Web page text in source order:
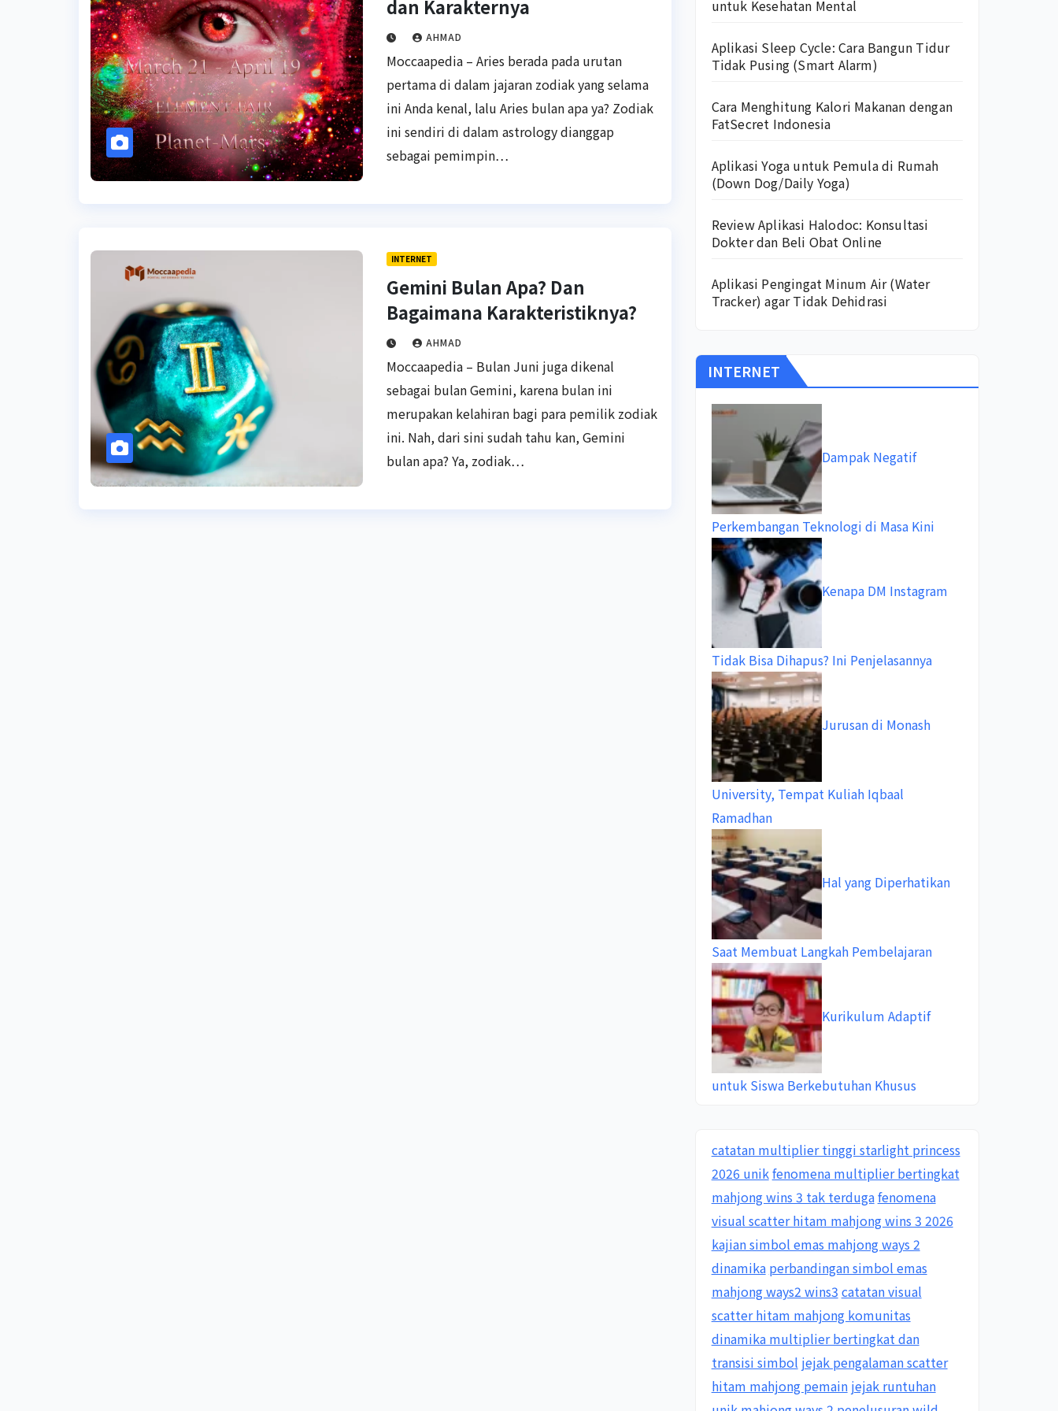
dan Karakternya
AHMAD
Moccaapedia – Aries berada pada urutan
pertama di dalam jajaran zodiak yang selama
ini Anda kenal, lalu Aries bulan apa ya? Zodiak
ini sendiri di dalam astrology dianggap
sebagai pemimpin…
INTERNET
Gemini Bulan Apa? Dan
Bagaimana Karakteristiknya?
AHMAD
Moccaapedia – Bulan Juni juga dikenal
sebagai bulan Gemini, karena bulan ini
merupakan kelahiran bagi para pemilik zodiak
ini. Nah, dari sini sudah tahu kan, Gemini
bulan apa? Ya, zodiak…
untuk Kesehatan Mental
Aplikasi Sleep Cycle: Cara Bangun Tidur
Tidak Pusing (Smart Alarm)
Cara Menghitung Kalori Makanan dengan
FatSecret Indonesia
Aplikasi Yoga untuk Pemula di Rumah
(Down Dog/Daily Yoga)
Review Aplikasi Halodoc: Konsultasi
Dokter dan Beli Obat Online
Aplikasi Pengingat Minum Air (Water
Tracker) agar Tidak Dehidrasi
INTERNET
Dampak Negatif
Perkembangan Teknologi di Masa Kini
Kenapa DM Instagram
Tidak Bisa Dihapus? Ini Penjelasannya
Jurusan di Monash
University, Tempat Kuliah Iqbaal
Ramadhan
Hal yang Diperhatikan
Saat Membuat Langkah Pembelajaran
Kurikulum Adaptif
untuk Siswa Berkebutuhan Khusus
catatan multiplier tinggi starlight princess
2026 unikfenomena multiplier bertingkat
mahjong wins 3 tak terdugafenomena
visual scatter hitam mahjong wins 3 2026
kajian simbol emas mahjong ways 2
dinamika perbandingan simbol emas
mahjong ways2 wins3 catatan visual
scatter hitam mahjong komunitas
dinamika multiplier bertingkat dan
transisi simbol jejak pengalaman scatter
hitam mahjong pemain jejak runtuhan